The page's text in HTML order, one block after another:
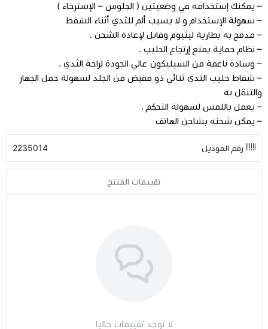
مراتب طبية
اجهزة السكر
اجهزة الضغط
اجهزة المؤشرات الحيوية
– يمكنك إستخدامه في وضعيتين ( الجلوس – الإسترخاء )
– سهولة الإستخدام و لا يسبب ألم للثدي أثناء الشفط
– مدمج به بطارية ليثيوم وقابل لإعادة الشحن .
– نظام حماية يمنع إرتجاع الحليب .
– وسادة ناعمة من السيليكون عالي الجودة لراحة الثدي .
– شفاط حليب الثدي ثنائي ذو مقبض من الجلد لسهولة حمل الجهاز
والتنقل به
– يعمل باللمس لسهولة التحكم .
– يمكن شحنه بشاحن الهاتف
رقم الموديل 2235014
تقييمات المنتج
لا توجد تقييمات حاليا